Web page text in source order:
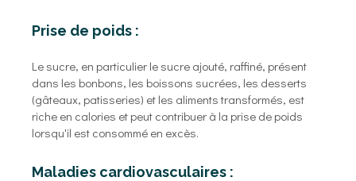
Prise de poids :
Le sucre, en particulier le sucre ajouté, raffiné, présent
dans les bonbons, les boissons sucrées, les desserts
(gâteaux, patisseries) et les aliments transformés, est
riche en calories et peut contribuer à la prise de poids
lorsqu'il est consommé en excès.
Maladies cardiovasculaires :